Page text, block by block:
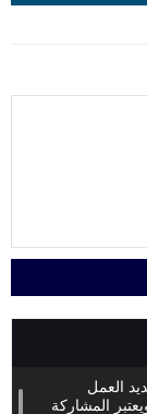
العمل
المشاركة